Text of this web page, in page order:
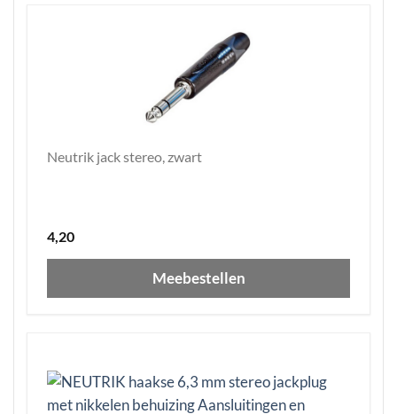
Neutrik jack stereo, zwart
4,20
Meebestellen